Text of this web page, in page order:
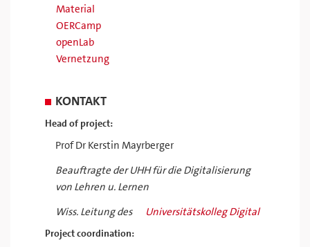
Material
OERCamp
openLab
Vernetzung
KONTAKT
Head of project:
Prof Dr Kerstin Mayrberger
Beauftragte der UHH für die Digitalisierung
von Lehren u. Lernen
Wiss. Leitung des
Universitätskolleg Digital
Project coordination: